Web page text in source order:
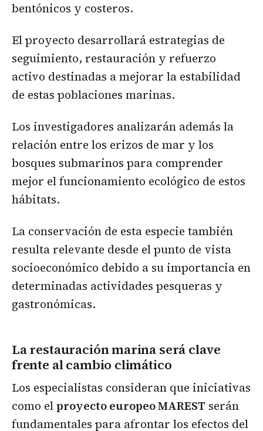
bentónicos y costeros.
El proyecto desarrollará estrategias de
seguimiento, restauración y refuerzo
activo destinadas a mejorar la estabilidad
de estas poblaciones marinas.
Los investigadores analizarán además la
relación entre los erizos de mar y los
bosques submarinos para comprender
mejor el funcionamiento ecológico de estos
hábitats.
La conservación de esta especie también
resulta relevante desde el punto de vista
socioeconómico debido a su importancia en
determinadas actividades pesqueras y
gastronómicas.
La restauración marina será clave
frente al cambio climático
Los especialistas consideran que iniciativas
como elproyecto europeo MAREST serán
fundamentales para afrontar los efectos del